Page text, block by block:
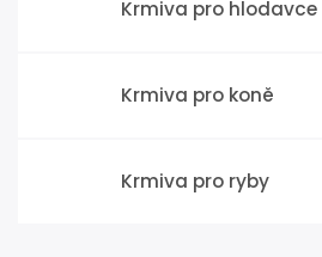
Krmiva pro hlodavce
Krmiva pro koně
Krmiva pro ryby